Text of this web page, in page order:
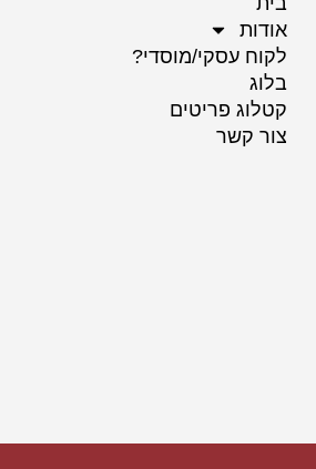
אודות
לקוח עסקי/מוסדי?
בלוג
קטלוג פריטים
צור קשר